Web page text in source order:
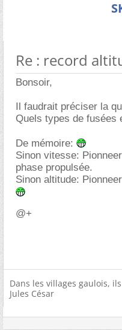
Re : record
Bonsoir,
Il faudrait préciser la
Quels types de fusées
De mémoire:
Sinon vitesse:
phase propulsée.
Sinon altitude:
@+
Dans les villages gaulois,
Jules César